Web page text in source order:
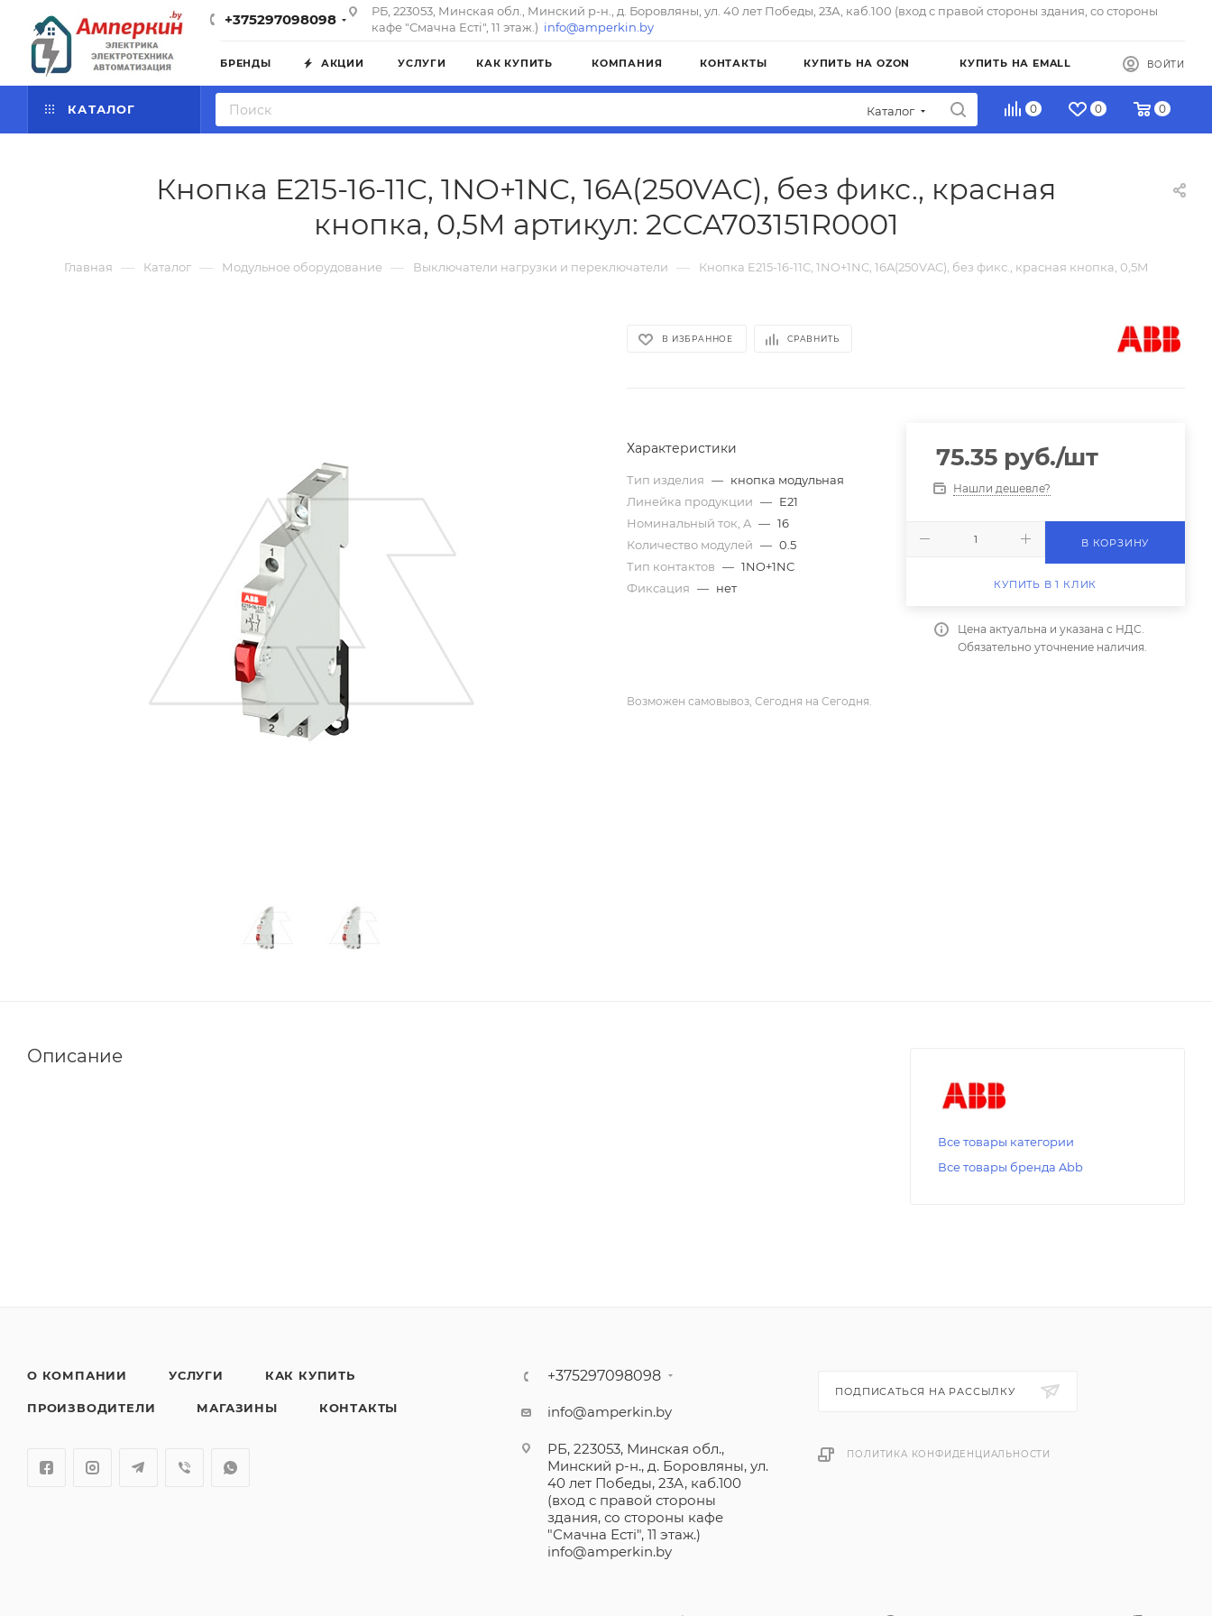
+375297098098
РБ, 223053, Минская обл., Минский р-н., д. Боровляны, ул. 40 лет Победы, 23А, каб.100 (вход с правой стороны здания, со стороны
кафе "Смачна Естi", 11 этаж.) info@amperkin.by
БРЕНДЫ АКЦИИ УСЛУГИ КАК КУПИТЬ КОМПАНИЯ КОНТАКТЫ КУПИТЬ НА OZON КУПИТЬ НА EMALL ВОЙТИ
КАТАЛОГ Каталог 0 0 0
Кнопка E215-16-11C, 1NO+1NC, 16A(250VAC), без фикс., красная
кнопка, 0,5M артикул: 2CCA703151R0001
Главная — Каталог — Модульное оборудование — Выключатели нагрузки и переключатели — Кнопка E215-16-11C, 1NO+1NC, 16A(250VAC), без фикс., красная кнопка, 0,5M
В ИЗБРАННОЕ СРАВНИТЬ
Характеристики
Тип изделия — кнопка модульная
Линейка продукции — E21
Номинальный ток, A — 16
Количество модулей — 0.5
Тип контактов — 1NO+1NC
Фиксация — нет
75.35руб./шт
Нашли дешевле?
В КОРЗИНУ
КУПИТЬ В 1 КЛИК
Цена актуальна и указана с НДС.
Обязательно уточнение наличия.
Возможен самовывоз, Сегодня на Сегодня.
Описание
Все товары категории
Все товары бренда Abb
О КОМПАНИИ УСЛУГИ КАК КУПИТЬ
ПРОИЗВОДИТЕЛИ МАГАЗИНЫ КОНТАКТЫ
+375297098098
info@amperkin.by
РБ, 223053, Минская обл.,
Минский р-н., д. Боровляны, ул.
40 лет Победы, 23А, каб.100
(вход с правой стороны
здания, со стороны кафе
"Смачна Естi", 11 этаж.)
info@amperkin.by
ПОДПИСАТЬСЯ НА РАССЫЛКУ
ПОЛИТИКА КОНФИДЕНЦИАЛЬНОСТИ